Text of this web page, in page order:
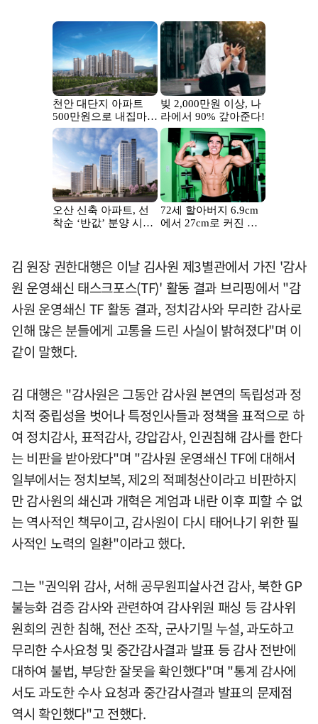
김 원장 권한대행은 이날 김사원 제3별관에서 가진 '감사
원 운영쇄신 태스크포스(TF)' 활동 결과 브리핑에서 "감
사원 운영쇄신 TF 활동 결과, 정치감사와 무리한 감사로
인해 많은 분들에게 고통을 드린 사실이 밝혀졌다"며 이
같이 말했다.
김 대행은 "감사원은 그동안 감사원 본연의 독립성과 정
치적 중립성을 벗어나 특정인사들과 정책을 표적으로 하
여 정치감사, 표적감사, 강압감사, 인권침해 감사를 한다
는 비판을 받아왔다"며 "감사원 운영쇄신 TF에 대해서
일부에서는 정치보복, 제2의 적폐청산이라고 비판하지
만 감사원의 쇄신과 개혁은 계엄과 내란 이후 피할 수 없
는 역사적인 책무이고, 감사원이 다시 태어나기 위한 필
사적인 노력의 일환"이라고 했다.
그는 "권익위 감사, 서해 공무원피살사건 감사, 북한 GP
불능화 검증 감사와 관련하여 감사위원 패싱 등 감사위
원회의 권한 침해, 전산 조작, 군사기밀 누설, 과도하고
무리한 수사요청 및 중간감사결과 발표 등 감사 전반에
대하여 불법, 부당한 잘못을 확인했다"며 "통계 감사에
서도 과도한 수사 요청과 중간감사결과 발표의 문제점
역시 확인했다"고 전했다.